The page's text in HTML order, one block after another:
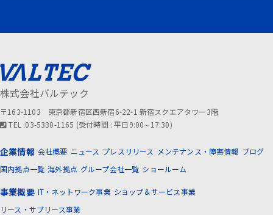
株式会社バルテック
〒163-1103 東京都新宿区西新宿6-22-1 新宿スクエアタワー3階
TEL :03-5330-1165 (受付時間 : 平日9:00∼17:30)
企業情報 会社概要 ニュース プレスリリース メンテナンス・障害情報 ブログ
国内拠点一覧 海外拠点 グループ会社一覧 ショールーム
事業概要 IT・ネットワーク事業 ショップ＆サービス事業
リース・サブリース事業